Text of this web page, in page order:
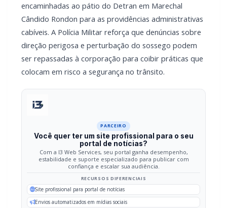
encaminhadas ao pátio do Detran em Marechal
Cândido Rondon para as providências administrativas
cabíveis. A Polícia Militar reforça que denúncias sobre
direção perigosa e perturbação do sossego podem
ser repassadas à corporação para coibir práticas que
colocam em risco a segurança no trânsito.
PARCEIRO
Você quer ter um site profissional para o seu
portal de notícias?
Com a I3 Web Services, seu portal ganha desempenho,
estabilidade e suporte especializado para publicar com
confiança e escalar sua audiência.
RECURSOS DIFERENCIAIS
Site profissional para portal de notícias
Envios automatizados em mídias sociais